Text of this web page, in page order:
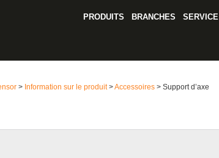
PRODUITS BRANCHES SERVICE
> Information sur le produit>Accessoires > Support d’axe